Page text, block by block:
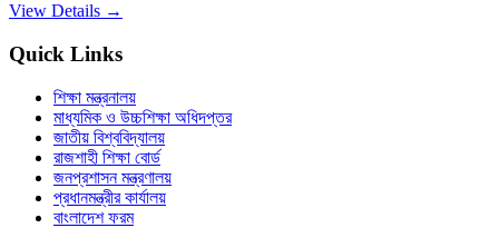
View Details →
Quick Links
শিক্ষা মন্ত্রনালয়
মাধ্যমিক ও উচ্চশিক্ষা অধিদপ্তর
জাতীয় বিশ্ববিদ্যালয়
রাজশাহী শিক্ষা বোর্ড
জনপ্রশাসন মন্ত্রণালয়
প্রধানমন্ত্রীর কার্যালয়
বাংলাদেশ ফরম